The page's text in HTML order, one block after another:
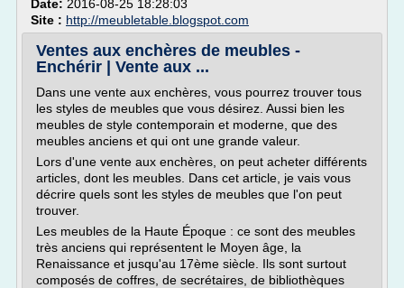
Date: 2016-08-25 18:28:03
Site : http://meubletable.blogspot.com
Ventes aux enchères de meubles -
Enchérir | Vente aux ...
Dans une vente aux enchères, vous pourrez trouver tous
les styles de meubles que vous désirez. Aussi bien les
meubles de style contemporain et moderne, que des
meubles anciens et qui ont une grande valeur.
Lors d'une vente aux enchères, on peut acheter différents
articles, dont les meubles. Dans cet article, je vais vous
décrire quels sont les styles de meubles que l'on peut
trouver.
Les meubles de la Haute Époque : ce sont des meubles
très anciens qui représentent le Moyen âge, la
Renaissance et jusqu'au 17ème siècle. Ils sont surtout
composés de coffres, de secrétaires, de bibliothèques